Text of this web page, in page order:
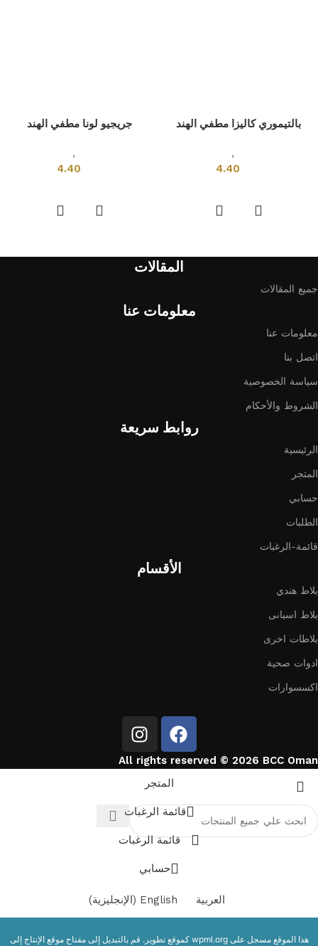
بالتيموري كاليزا مطفي الهند
,
4.40
جريجيو لونا مطفي الهند
,
4.40
المقالات
جميع المقالات
معلومات عنا
معلومات عنا
اتصل بنا
سياسة الخصوصية
الشروط والأحكام
روابط سريعة
الرئيسية
المتجر
حسابي
الطلبات
قائمة-الرغبات
الأقسام
بلاط هندي
بلاط اسبانى
بلاطات اخرى
ادوات صحية
اكسسوارات
All rights reserved © 2026 BCC Oman
المتجر
قائمة الرغبات
قائمة الرغبات
حسابي
العربية English
(الإنجليزية)
هذا الموقع مسجل علىwpml.org كموقع تطوير. قم بالتبديل إلى مفتاح موقع الإنتاج إلى